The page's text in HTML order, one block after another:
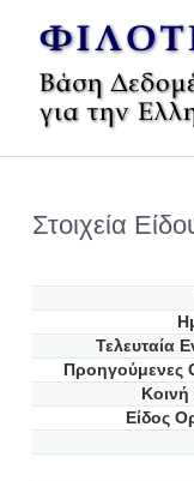
Στοιχεία
Τελευταία
Προηγούμενες
Είδος